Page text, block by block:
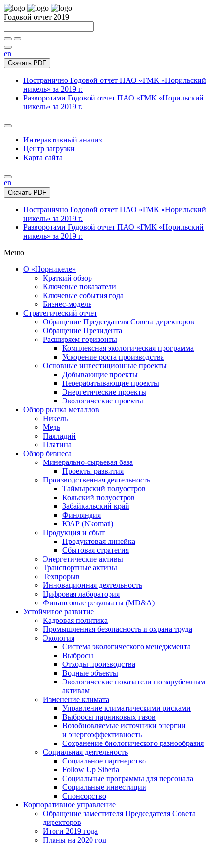
Годовой отчет 2019
en
Скачать PDF
Постранично Годовой отчет ПАО «ГМК «Норильский
никель» за 2019 г.
Разворотами Годовой отчет ПАО «ГМК «Норильский
никель» за 2019 г.
Интерактивный анализ
Центр загрузки
Карта сайта
en
Скачать PDF
Постранично Годовой отчет ПАО «ГМК «Норильский
никель» за 2019 г.
Разворотами Годовой отчет ПАО «ГМК «Норильский
никель» за 2019 г.
Меню
О «Норникеле»
Краткий обзор
Ключевые показатели
Ключевые события года
Бизнес-модель
Стратегический отчет
Обращение Председателя Совета директоров
Обращение Президента
Расширяем горизонты
Комплексная экологическая программа
Ускорение роста производства
Основные инвестиционные проекты
Добывающие проекты
Перерабатывающие проекты
Энергетические проекты
Экологические проекты
Обзор рынка металлов
Никель
Медь
Палладий
Платина
Обзор бизнеса
Минерально-сырьевая база
Проекты развития
Производственная деятельность
Таймырский полуостров
Кольский полуостров
Забайкальский край
Финляндия
ЮАР (Nkomati)
Продукция и сбыт
Продуктовая линейка
Сбытовая стратегия
Энергетические активы
Транспортные активы
Техпрорыв
Инновационная деятельность
Цифровая лаборатория
Финансовые результаты (MD&A)
Устойчивое развитие
Кадровая политика
Промышленная безопасность и охрана труда
Экология
Система экологического менеджмента
Выбросы
Отходы производства
Водные объекты
Экологические показатели по зарубежным
активам
Изменение климата
Управление климатическими рисками
Выбросы парниковых газов
Возобновляемые источники энергии
и энергоэффективность
Сохранение биологического разнообразия
Социальная деятельность
Социальное партнерство
Follow Up Siberia
Социальные программы для персонала
Социальные инвестиции
Спонсорство
Корпоративное управление
Обращение заместителя Председателя Совета
директоров
Итоги 2019 года
Планы на 2020 год